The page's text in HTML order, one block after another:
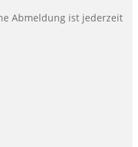
Abmeldung ist jederzeit